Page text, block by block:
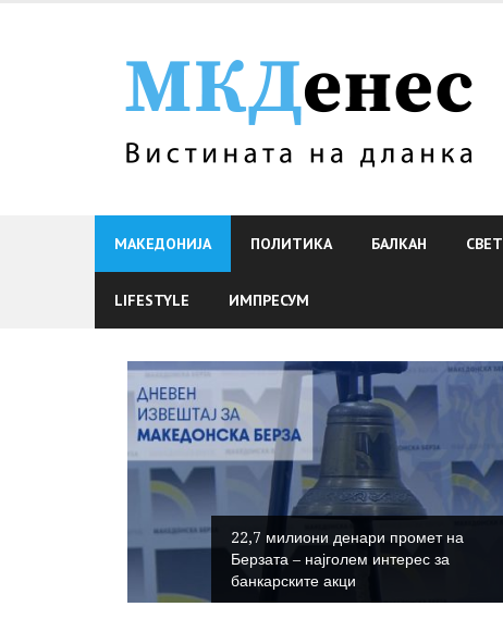
МАКЕДОНИЈА ПОЛИТИКА БАЛКАН СВЕТ
LIFESTYLE ИМПРЕСУМ
22,7 милиони денари промет на
Берзата – најголем интерес за
банкарските акци